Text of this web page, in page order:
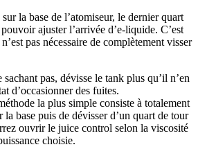
la base de l’atomiseur, le dernier quart
ajuster l’arrivée d’e-liquide. C’est
pas nécessaire de complètement visser
pas, dévisse le tank plus qu’il n’en
d’occasionner des fuites.
la plus simple consiste à totalement
base puis de dévisser d’un quart de tour
ouvrir le juice control selon la viscosité
choisie.